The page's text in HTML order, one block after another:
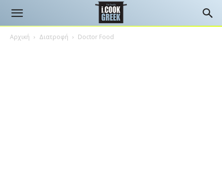
Αρχική Διατροφή Doctor Food